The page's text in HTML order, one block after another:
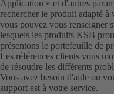
Application » et d'autres
rechercher le produit adapté
vous pouvez vous renseigner
lesquels les produits KSB
présentons le portefeuille de
Les références clients vous
de résoudre les différents
Vous avez besoin d'aide ou
support est à votre service.